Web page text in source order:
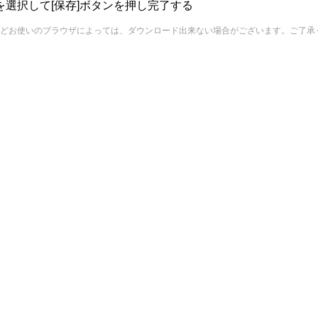
選択して[保存]ボタンを押し完了する
お使いのブラウザによっては、ダウンロード出来ない場合がございます。ご了承